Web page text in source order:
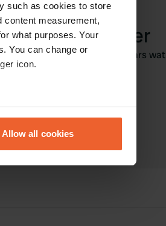
such as cookies to store
content measurement,
what purposes. Your
You can change or
icon.
meters
Allow all cookies
review achter
Vertel andere camperaars wat
je ervan vond.